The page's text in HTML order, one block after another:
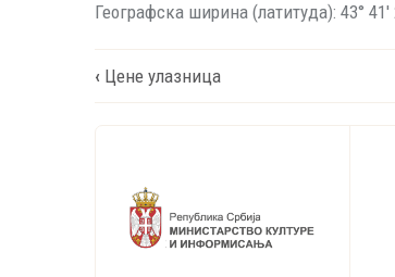
Географска ширина (латитуда): 43°
Book
for
Како
‹ Цене улазница